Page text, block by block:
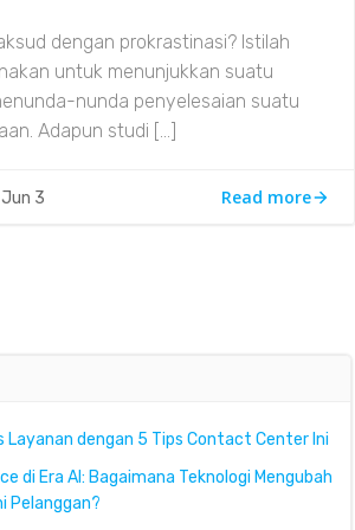
dengan prokrastinasi? Istilah
untuk menunjukkan suatu
nunda penyelesaian suatu
Adapun studi […]
Jun 3 Read more
Layanan dengan 5 Tips Contact Center Ini
di Era AI: Bagaimana Teknologi Mengubah
Pelanggan?